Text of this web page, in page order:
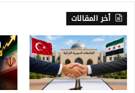
أخر المقالات